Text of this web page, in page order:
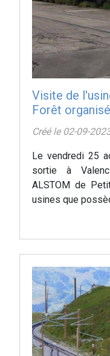
Visite de
Forêt
Créé le 02-09-
Le vendredi 25
sortie à
ALSTOM de
usines que